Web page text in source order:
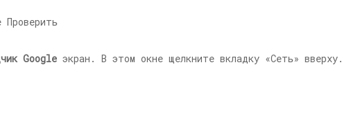
Google экран. В этом окне щелкните вкладку «Сеть» вверху.